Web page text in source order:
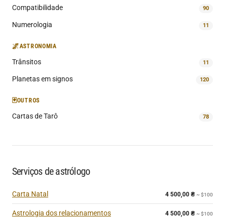
Compatibilidade 90
Numerologia 11
🌌ASTRONOMIA
Trânsitos 11
Planetas em signos 120
🃏OUTROS
Cartas de Tarô 78
Serviços de astrólogo
Carta Natal 4 500,00 ₴ ~ $100
Astrologia dos relacionamentos 4 500,00 ₴ ~ $100